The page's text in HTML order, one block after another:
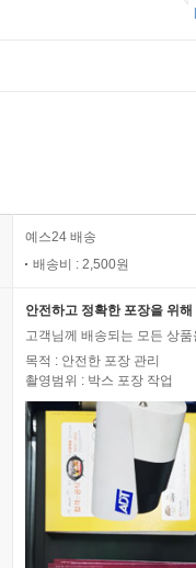
예스24 배송
배송비 : 2,500원
안전하고 정확한 포장을 위
고객님께 배송되는 모든 상
목적 : 안전한 포장 관리
촬영범위 : 박스 포장 작업